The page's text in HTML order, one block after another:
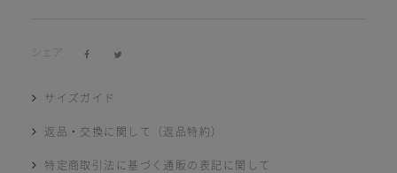
シェア
サイズガイド
返品・交換に関して（返品特約）
特定商取引法に基づく通販の表記に関して